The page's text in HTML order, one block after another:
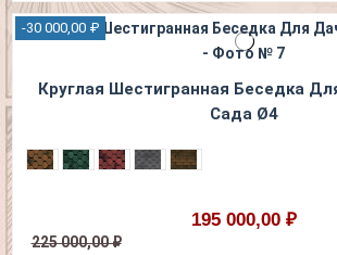
-30 000,00 ₽
Круглая Шестигранная Беседка
Сада Ø4
195 000,00 ₽
225 000,00 ₽